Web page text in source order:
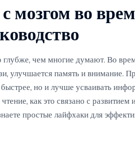
мозгом во
глубже, чем многие думают. Во
улучшается память и внимание.
но и лучше усваивать
как это связано с развитием
простые лайфхаки для